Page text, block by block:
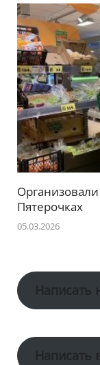
Пятерочках
05.03.2026
Написать
Написать